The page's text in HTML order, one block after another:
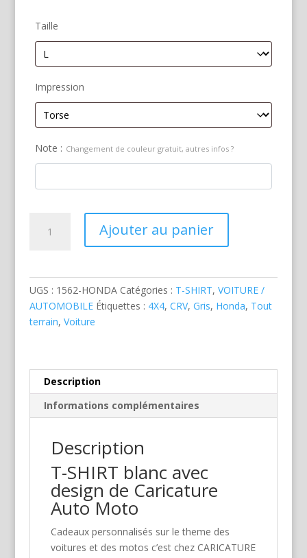
Taille
Impression
Note : Changement de couleur gratuit, autres infos ?
Ajouter au panier
UGS : 1562-HONDA Catégories : T-SHIRT, VOITURE /
AUTOMOBILE Étiquettes : 4X4, CRV, Gris, Honda, Tout
terrain, Voiture
Description
Informations complémentaires
Description
T-SHIRT blanc avec
design de Caricature
Auto Moto
Cadeaux personnalisés sur le theme des
voitures et des motos c’est chez CARICATURE